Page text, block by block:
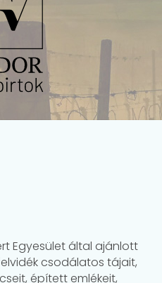
Egyesület által ajánlott
csodálatos tájait,
épített emlékeit,